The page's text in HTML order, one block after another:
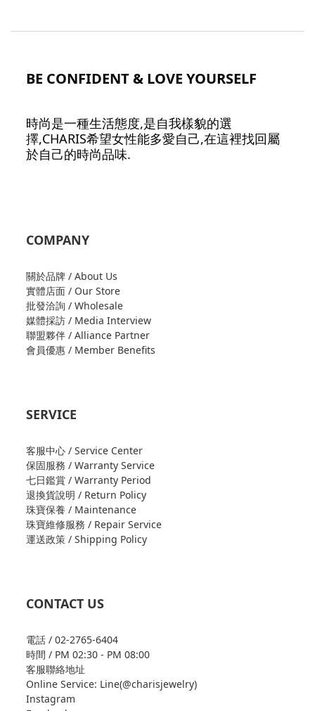
BE CONFIDENT & LOVE YOURSELF
時尚是一種生活態度,是自我樣貌的選
擇,CHARIS希望女性能多愛自己,在這裡找回屬
於自己的時尚品味.
COMPANY
關於品牌 / About Us
實體店面 / Our Store
批發洽詢 / Wholesale
媒體採訪 / Media Interview
聯盟夥伴 / Alliance Partner
會員優惠 / Member Benefits
SERVICE
客服中心 / Service Center
保固服務 / Warranty Service
七日鑑賞 / Warranty Period
退換貨說明 / Return Policy
珠寶保養 / Maintenance
珠寶維修服務 / Repair Service
運送政策 / Shipping Policy
CONTACT US
電話 / 02-2765-6404
時間 / PM 02:30 - PM 08:00
客服聯絡地址
Online Service: Line(@charisjewelry)
Instagram